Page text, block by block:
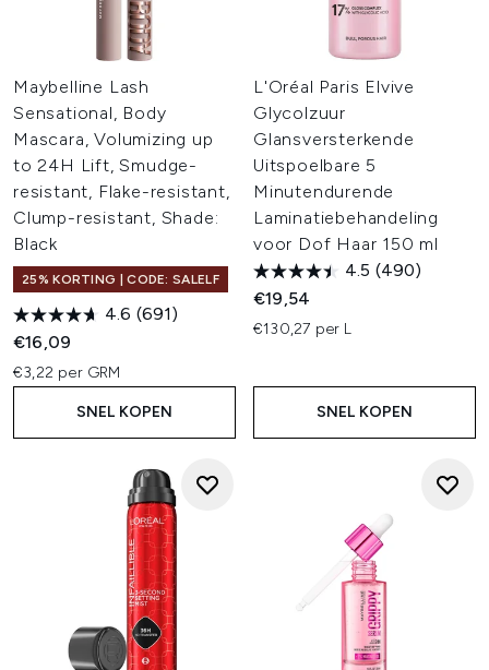
Maybelline Lash
Sensational, Body
Mascara, Volumizing up
to 24H Lift, Smudge-
resistant, Flake-resistant,
Clump-resistant, Shade:
Black
25% KORTING | CODE: SALELF
4.6 (691)
€16,09
€3,22 per GRM
SNEL KOPEN
L'Oréal Paris Elvive
Glycolzuur
Glansversterkende
Uitspoelbare 5
Minutendurende
Laminatiebehandeling
voor Dof Haar 150 ml
4.5 (490)
€19,54
€130,27 per L
SNEL KOPEN